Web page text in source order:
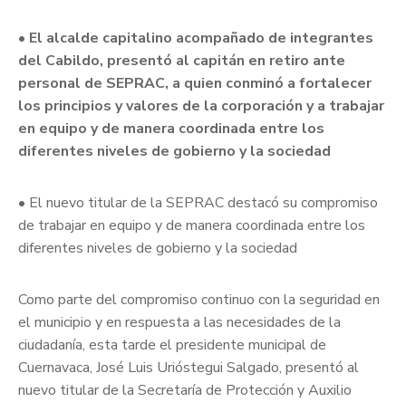
• El alcalde capitalino acompañado de integrantes
del Cabildo, presentó al capitán en retiro ante
personal de SEPRAC, a quien conminó a fortalecer
los principios y valores de la corporación y a trabajar
en equipo y de manera coordinada entre los
diferentes niveles de gobierno y la sociedad
• El nuevo titular de la SEPRAC destacó su compromiso
de trabajar en equipo y de manera coordinada entre los
diferentes niveles de gobierno y la sociedad
Como parte del compromiso continuo con la seguridad en
el municipio y en respuesta a las necesidades de la
ciudadanía, esta tarde el presidente municipal de
Cuernavaca, José Luis Urióstegui Salgado, presentó al
nuevo titular de la Secretaría de Protección y Auxilio